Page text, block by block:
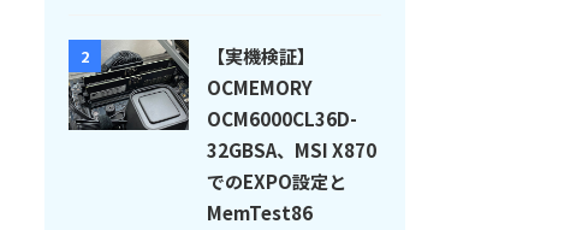
2
【実機検証】
OCMEMORY
OCM6000CL36D-
32GBSA、MSI X870
でのEXPO設定と
MemTest86